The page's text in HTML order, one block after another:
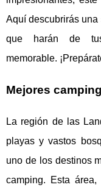
Aquí descubrirás
que harán de
memorable.
Mejores
La región de las
playas y vastos
uno de los destinos
camping. Esta área,